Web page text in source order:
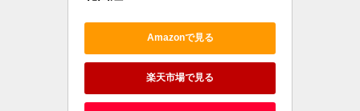
Amazonで見る
楽天市場で見る